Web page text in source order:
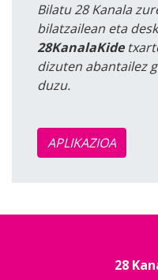
Bilatu 28 Kanala
bilatzailean eta
28KanalaKide
dizuten abantailez
duzu.
APLIKAZIOA
28